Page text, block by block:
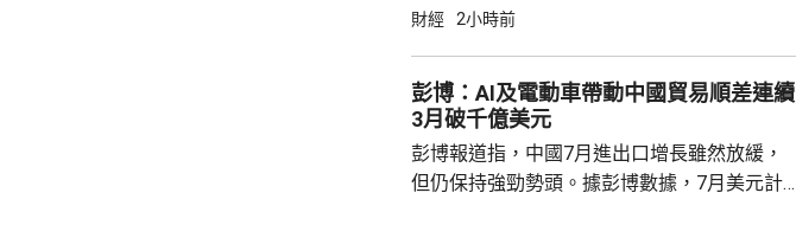
董事長顧問，為期一年。 56歲的蔡德粦是資
驗。蔡德粦現時為玩具「反」斗城亞洲行政總
裁，透過輕資產模式推動業務轉型，拓展品牌
於kidu...
財經 2小時前
彭博：AI及電動車帶動中國貿易順差連續
3月破千億美元
彭博報道指，中國7月進出口增長雖然放緩，
但仍保持強勁勢頭。據彭博數據，7月美元計